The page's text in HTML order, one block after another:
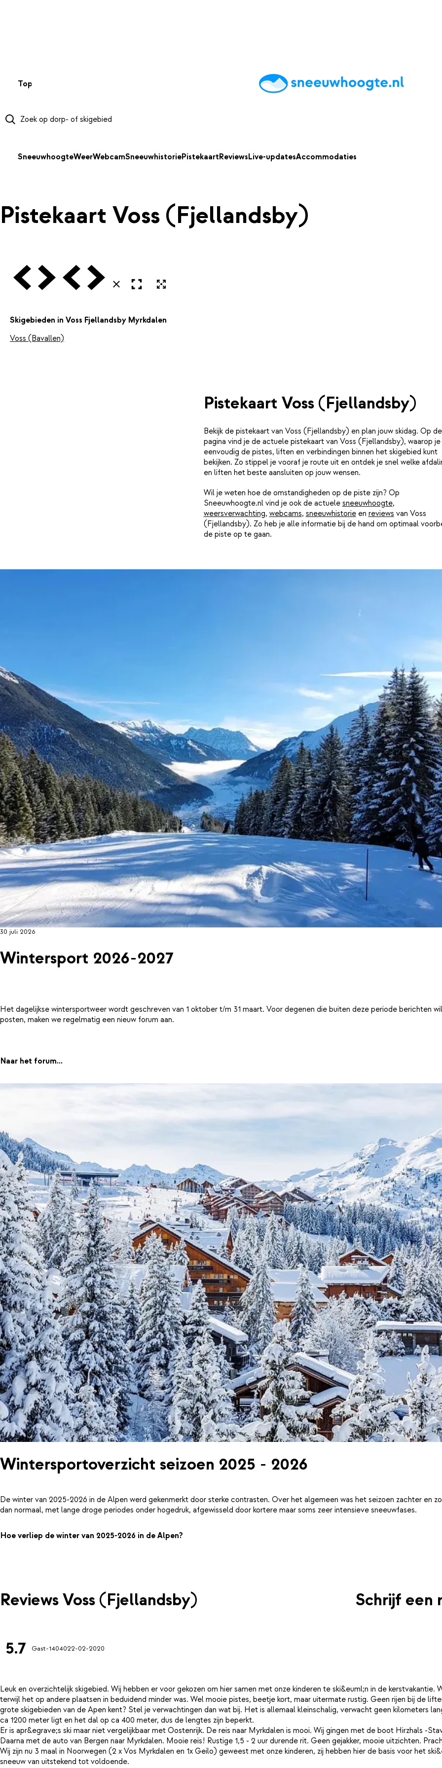
Top 50 AccommodatiesTipsReviewsLive updatesApp
SneeuwhoogteWeerWebcamSneeuwhistoriePistekaartReviewsLive-updatesAccommodaties
Pistekaart Voss (Fjellandsby)
Vorige VolgendeVorige Volgende
SluitenOpen in volledig scherm
Skigebieden in Voss Fjellandsby Myrkdalen
Voss (Bavallen)
Pistekaart Voss (Fjellandsby)
Bekijk de pistekaart van Voss (Fjellandsby) en plan jouw skidag. Op
pagina vind je de actuele pistekaart van Voss (Fjellandsby), waarop je
eenvoudig de pistes, liften en verbindingen binnen het skigebied kunt
bekijken. Zo stippel je vooraf je route uit en ontdek je snel welke
en liften het beste aansluiten op jouw wensen.
Wil je weten hoe de omstandigheden op de piste zijn? Op
Sneeuwhoogte.nl vind je ook de actuele sneeuwhoogte,
weersverwachting, webcams, sneeuwhistorieen reviews van Voss
(Fjellandsby). Zo heb je alle informatie bij de hand om optimaal
de piste op te gaan.
30 juli 2026
Wintersport 2026-2027
Het dagelijkse wintersportweer wordt geschreven van 1 oktober t/m 31 maart. Voor degenen die buiten deze periode berichten
posten, maken we regelmatig een nieuw forum aan.
Naar het forum...
Wintersportoverzicht seizoen 2025 - 2026
De winter van 2025-2026 in de Alpen werd gekenmerkt door sterke contrasten. Over het algemeen was het seizoen zachter en
dan normaal, met lange droge periodes onder hogedruk, afgewisseld door kortere maar soms zeer intensieve sneeuwfases.
Hoe verliep de winter van 2025-2026 in de Alpen?
Reviews Voss (Fjellandsby) Schrijf een
5.7 Gast-1404022-02-2020
Leuk en overzichtelijk skigebied. Wij hebben er voor gekozen om hier samen met onze kinderen te ski&euml;n in de
terwijl het op andere plaatsen in beduidend minder was. Wel mooie pistes, beetje kort, maar uitermate rustig. Geen rijen bij de
grote skigebieden van de Apen kent? Stel je verwachtingen dan wat bij. Het is allemaal kleinschalig, verwacht geen kilometers
ca 1200 meter ligt en het dal op ca 400 meter, dus de lengtes zijn beperkt.
Er is apr&egrave;s ski maar niet vergelijkbaar met Oostenrijk. De reis naar Myrkdalen is mooi. Wij gingen met de boot Hirzhals -
Daarna met de auto van Bergen naar Myrkdalen. Mooie reis! Rustige 1,5 - 2 uur durende rit. Geen gejakker, mooie uitzichten.
Wij zijn nu 3 maal in Noorwegen (2 x Vos Myrkdalen en 1x Geilo) geweest met onze kinderen, zij hebben hier de basis voor het
sneeuw van uitstekend tot voldoende.